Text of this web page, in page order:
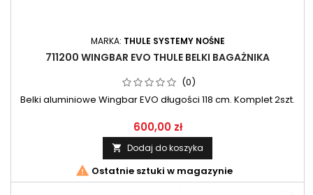
MARKA: THULE SYSTEMY NOŚNE
711200 WINGBAR EVO THULE BELKI BAGAŻNIKA
(0)
Belki aluminiowe Wingbar EVO długości 118 cm. Komplet 2szt.
600,00 zł
 Dodaj do koszyka
 Ostatnie sztuki w magazynie